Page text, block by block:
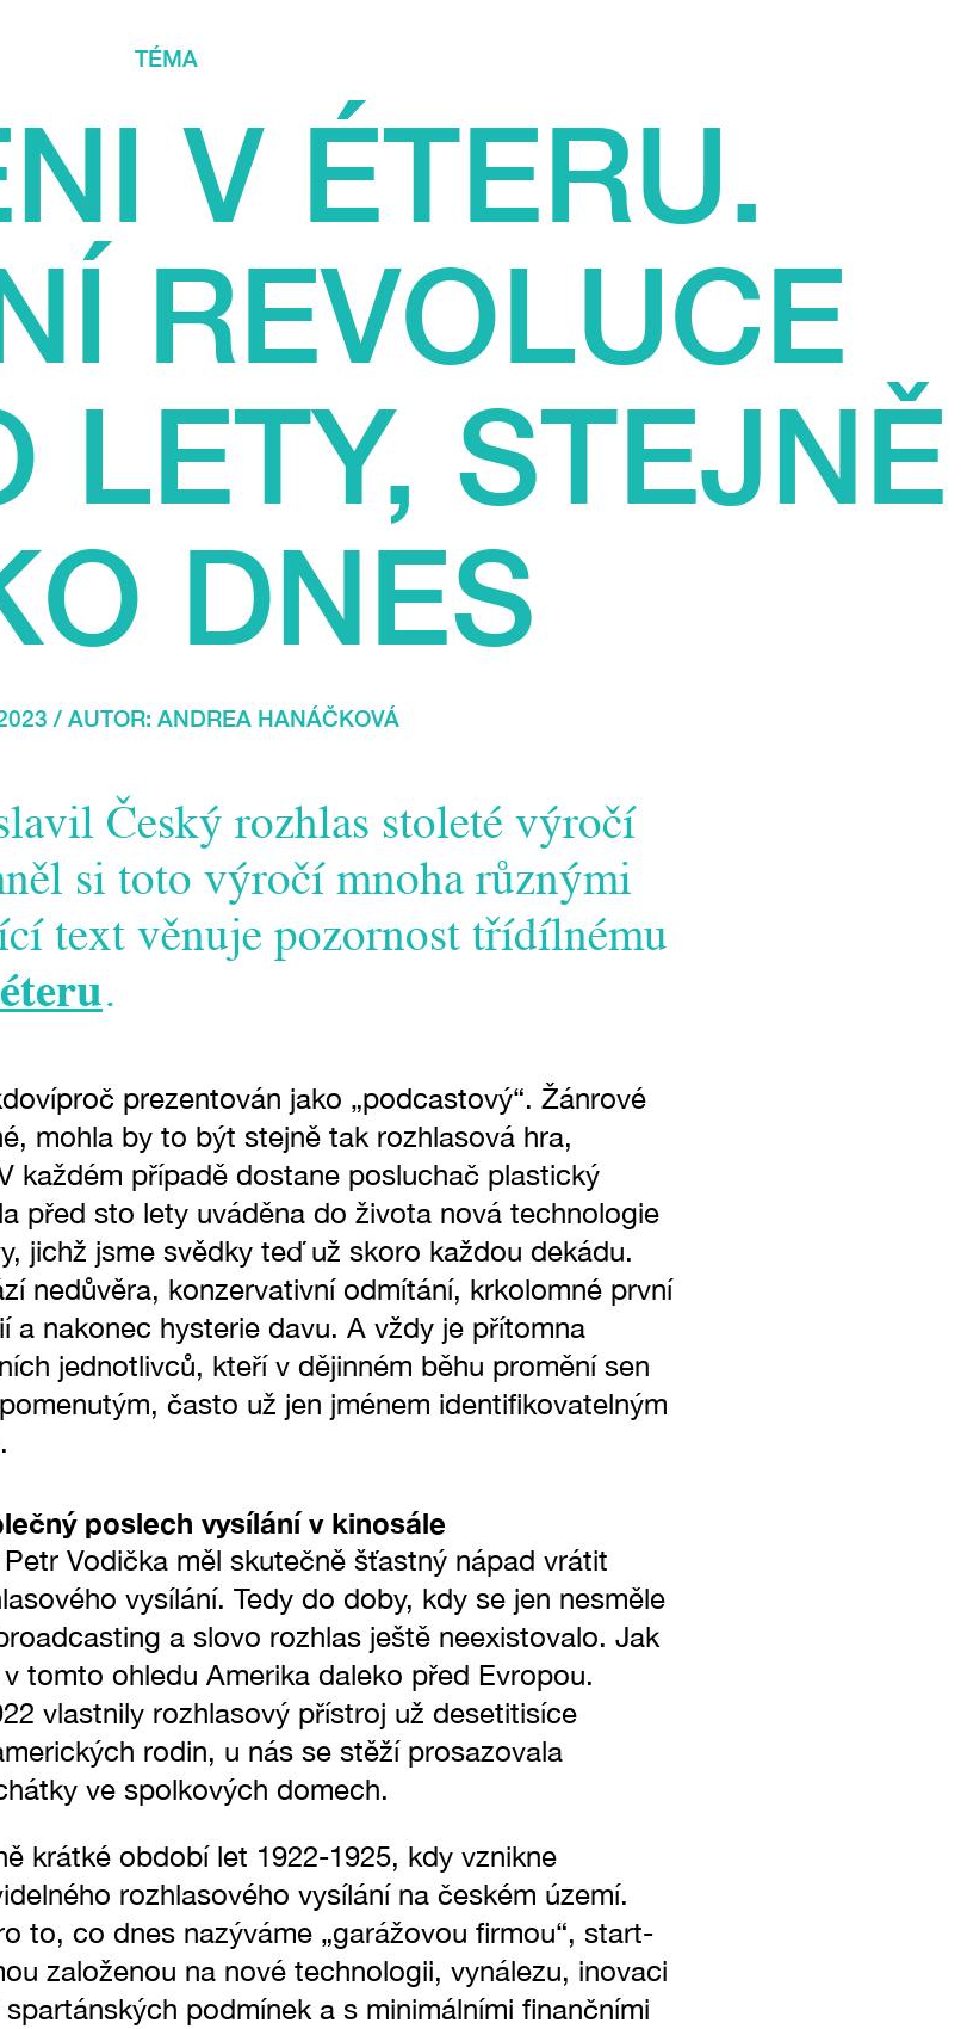
TÉMA
V ÉTERU.
REVOLUCE
LETY, STEJNĚ
DNES
/ AUTOR: ANDREA HANÁČKOVÁ
Český rozhlas stoleté výročí
si toto výročí mnoha různými
text věnuje pozornost třídílnému
.
prezentován jako „podcastový“. Žánrové
mohla by to být stejně tak rozhlasová hra,
každém případě dostane posluchač plastický
před sto lety uváděna do života nová technologie
jichž jsme svědky teď už skoro každou dekádu.
nedůvěra, konzervativní odmítání, krkolomné první
a nakonec hysterie davu. A vždy je přítomna
jednotlivců, kteří v dějinném běhu promění sen
často už jen jménem identifikovatelným
poslech vysílání v kinosále
Vodička měl skutečně šťastný nápad vrátit
vysílání. Tedy do doby, kdy se jen nesměle
a slovo rozhlas ještě neexistovalo. Jak
tomto ohledu Amerika daleko před Evropou.
vlastnily rozhlasový přístroj už desetitisíce
rodin, u nás se stěží prosazovala
ve spolkových domech.
krátké období let 1922-1925, kdy vznikne
rozhlasového vysílání na českém území.
to, co dnes nazýváme „garážovou firmou“, start-
založenou na nové technologii, vynálezu, inovaci
podmínek a s minimálními finančními